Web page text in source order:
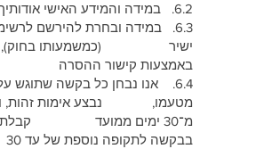
6.2. במידה והמידע האישי אודותיך אינו מדויק, שלם, ברור או מעודכן, אתה רשאי לבקש את תיקונו או עדכונו.
6.3. במידה ובחרת להירשם
ישיר (כמשמעותו בחוק), והנך
באמצעות קישור ההסרה
6.4. אנו נבחן כל בקשה שתוגש
מטעמו, נבצע אימות זהות,
מ־30 ימים ממועד קבלת